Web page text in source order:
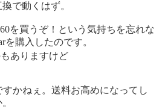
で動くはず。
を買うぞ！という気持ちを忘れな
を購入したのです。
ありますけど
すかねぇ。送料お高めになってし